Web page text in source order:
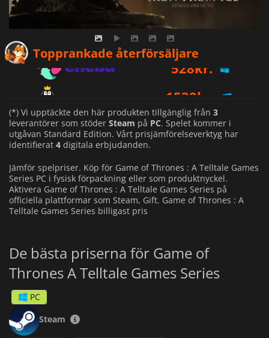
Topprankade återförsäljare
528kr.
1409kr.
(*) Vi upptäckte den här produkten tillgänglig från 3
leverantörer som stöder Steam på PC. Spelet kommer i
utgåvan Standard Edition. Vårt prisjämförelseverktyg har
identifierat 4 digitala erbjudanden.
Jämför spelpriser. Köp för Game of Thrones : A Telltale Games
Series PC i fysisk förpackning eller som produktnyckel.
Aktivera Game of Thrones : A Telltale Games Series på
officiella plattformar som Steam, Gift. Game of Thrones : A
Telltale Games Series billigast pris
De bästa priserna för Game of
Thrones A Telltale Games Series
PC
Steam